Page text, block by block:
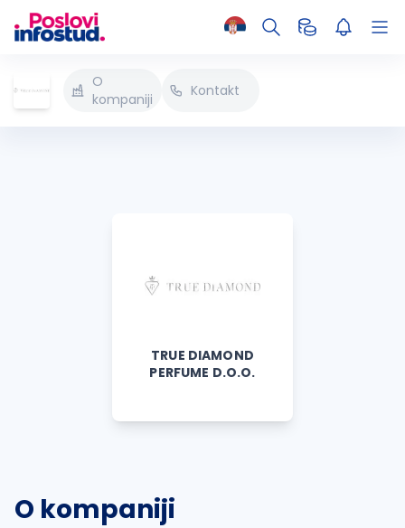
O
kompaniji
Kontakt
TRUE DIAMOND
PERFUME D.O.O.
O kompaniji